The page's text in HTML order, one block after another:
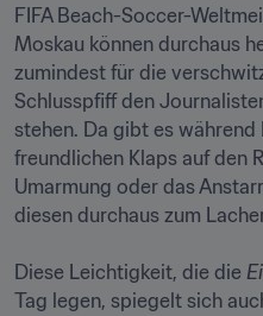
FIFA Beach-Soccer-
Moskau können durchaus
zumindest für die
Schlusspfiff den
stehen. Da gibt es
freundlichen Klaps auf den
Umarmung oder das
diesen durchaus zum
Diese Leichtigkeit, die die
Tag legen, spiegelt sich